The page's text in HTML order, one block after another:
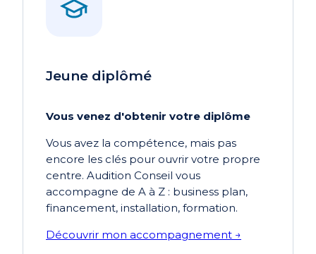
Jeune diplômé
Vous venez d'obtenir votre diplôme
Vous avez la compétence, mais pas
encore les clés pour ouvrir votre propre
centre. Audition Conseil vous
accompagne de A à Z : business plan,
financement, installation, formation.
Découvrir mon accompagnement →